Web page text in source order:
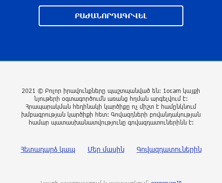
քննություն է սկսվել Լայպցիգի
օդանավակայանում պայթուցիկով անօդաչու
սարք հայտնաբերելուց հետո
7 ժամ առաջ
Օգոստոսի 6-ին, 7-ին, 10-ին, 11-ին, 12-ին և 13-
ԲԱԺԱՆՈՐԴԱԳՐՎԵԼ
2021 © Բոլոր իրավունքները պաշտպանված են: 1or.am կայքի
նյութերի օգտագործումն առանց հղման արգելվում է:
Հրապարակման հեղինակի կարծիքը ոչ միշտ է համընկնում
խմբագրության կարծիքի հետ: Գովազդների բովանդակության
համար պատասխանատվությունը գովազդատուներինն է:
Հետադարձ կապ Մեր մասին Գովազդատուներին